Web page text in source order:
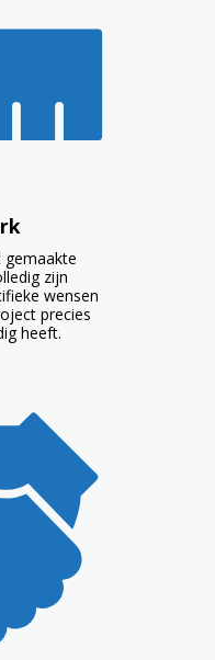
gemaakte
zijn
wensen
precies
heeft.